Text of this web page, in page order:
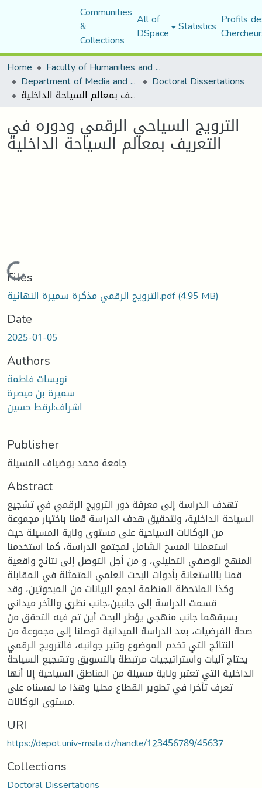
Communities
&
Collections
All of
DSpace Statistics Profils
Home
Faculty of Humanities and Social Sciences
Department of Media and Communication Studies Doctoral Dissertations
الترويج السياحي الرقمي ودوره في التعريف بمعالم السياحة الداخلية
الترويج السياحي الرقمي ودوره في
التعريف بمعالم السياحة الداخلية
Loading...
Files
الترويج الرقمي مذكرة سميرة النهائية.pdf(4.95 MB)
Date
2025-01-05
Authors
نويسات فاطمة
سميرة بن ميصرة
اشراف:لرقط حسين
Publisher
جامعة محمد بوضياف المسيلة
Abstract
تهدف الدراسة إلى معرفة دور الترويج الرقمي في تشجيع
السياحة الداخلية، ولتحقيق هدف الدراسة قمنا باختيار مجموعة
من الوكالات السياحية على مستوى ولاية المسيلة حيث
استعملنا المسح الشامل لمجتمع الدراسة، كما استخدمنا
المنهج الوصفي التحليلي، و من أجل التوصل إلى نتائج واقعية
قمنا بالاستعانة بأدوات البحث العلمي المتمثلة في المقابلة
وكذا الملاحظة المنظمة لجمع البيانات من المبحوثين، وقد
قسمت الدراسة إلى جانبين،جانب نظري والآخر ميداني
يسبقهما جانب منهجي يؤطر البحث أين تم فيه التحقق من
صحة الفرضيات، بعد الدراسة الميدانية توصلنا إلى مجموعة من
النتائج التي تخدم الموضوع وتنير جوانبه، فالترويج الرقمي
يحتاج آليات واستراتيجيات مرتبطة بالتسويق وتشجيع السياحة
الداخلية التي تعتبر ولاية مسيلة من المناطق السياحية إلا أنها
تعرف تأخرا في تطوير القطاع محليا وهذا ما لمسناه على
مستوى الوكالات.
URI
https://depot.univ-msila.dz/handle/123456789/45637
Collections